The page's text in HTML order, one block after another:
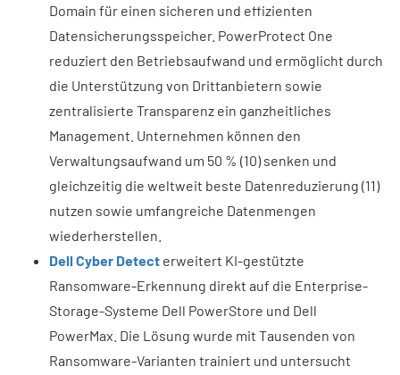
Domain für einen sicheren und effizienten
Datensicherungsspeicher. PowerProtect One
reduziert den Betriebsaufwand und ermöglicht durch
die Unterstützung von Drittanbietern sowie
zentralisierte Transparenz ein ganzheitliches
Management. Unternehmen können den
Verwaltungsaufwand um 50 % (10) senken und
gleichzeitig die weltweit beste Datenreduzierung (11)
nutzen sowie umfangreiche Datenmengen
wiederherstellen.
Dell Cyber Detect erweitert KI-gestützte
Ransomware-Erkennung direkt auf die Enterprise-
Storage-Systeme Dell PowerStore und Dell
PowerMax. Die Lösung wurde mit Tausenden von
Ransomware-Varianten trainiert und untersucht